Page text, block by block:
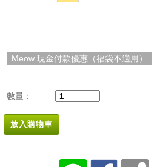
Meow 現金付款優惠（福袋不適用）
數量：
放入購物車